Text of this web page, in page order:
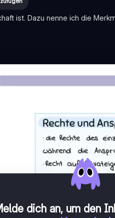
ist. Dazu nenne ich die
dich an, um den